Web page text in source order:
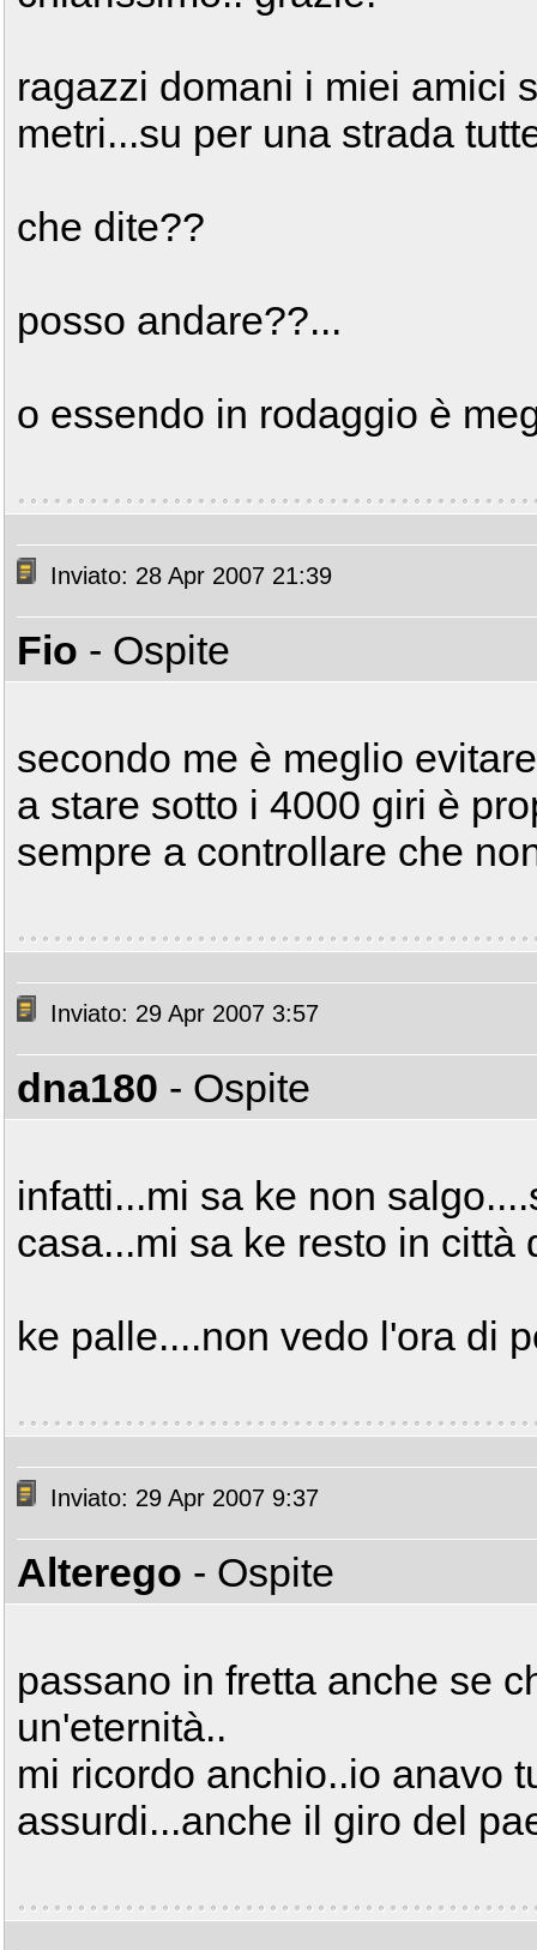
ragazzi domani i miei amici
metri...su per una strada
che dite??
posso andare??...
o essendo in rodaggio è
Inviato: 28 Apr 2007 21:39
Fio - Ospite
secondo me è meglio
a stare sotto i 4000 giri è
sempre a controllare che
Inviato: 29 Apr 2007 3:57
dna180 - Ospite
infatti...mi sa ke non
casa...mi sa ke resto in città
ke palle....non vedo l'ora di
Inviato: 29 Apr 2007 9:37
Alterego - Ospite
passano in fretta anche se
un'eternità..
mi ricordo anchio..io anavo
assurdi...anche il giro del